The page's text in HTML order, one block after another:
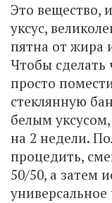
Это вещество,
уксус,
пятна от жира
Чтобы сделать
просто
стеклянную
белым
на 2 недели.
процедить,
50/50, а затем